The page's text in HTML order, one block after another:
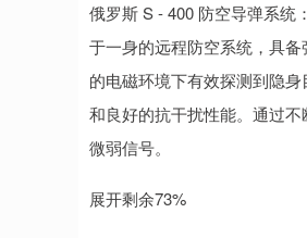
俄罗斯 S - 400 防空导弹系统
于一身的远程防空系统，具
的电磁环境下有效探测到隐
和良好的抗干扰性能。通过
微弱信号。
展开剩余73%